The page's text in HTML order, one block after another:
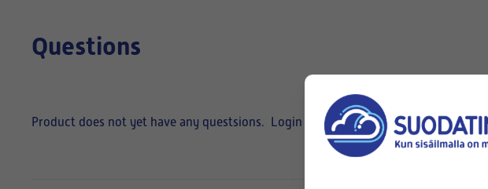
Questions
Product does not yet have any questsions. Login to ask about the product.